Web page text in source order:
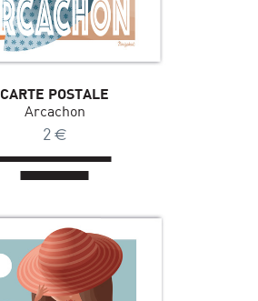
CARTE POSTALE
Arcachon
2 €